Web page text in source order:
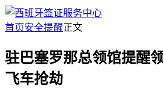
首页安全提醒正文
驻巴塞罗那总领馆提醒
飞车抢劫